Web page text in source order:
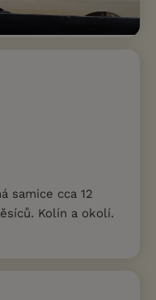
samice cca 12
Kolín a okolí.